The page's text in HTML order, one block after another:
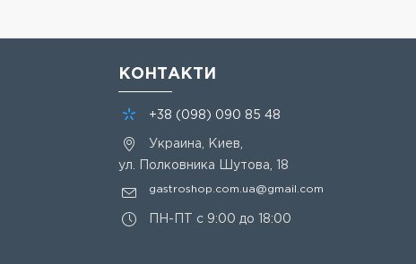
КОНТАКТИ
+38 (098) 090 85 48
Украина, Киев,
ул. Полковника Шутова, 18
gastroshop.com.ua@gmail.com
ПН-ПТ с 9:00 до 18:00